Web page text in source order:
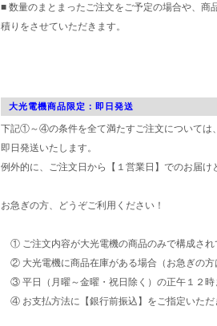
■ 数量のまとまったご注文をご予定の場合や、商
積りをさせていただきます。
大光電機商品限定：即日発送
下記①～④の条件を全て満たすご注文については
即日発送いたします。
例外的に、ご注文日から【１営業日】でのお届け
お急ぎの方、どうぞご利用ください！
① ご注文内容が大光電機の商品のみで構成され
② 大光電機に商品在庫がある場合（お急ぎの方
③ 平日（月曜～金曜・祝日除く）の正午１２時
④ お支払方法に【銀行前振込】をご指定いただ